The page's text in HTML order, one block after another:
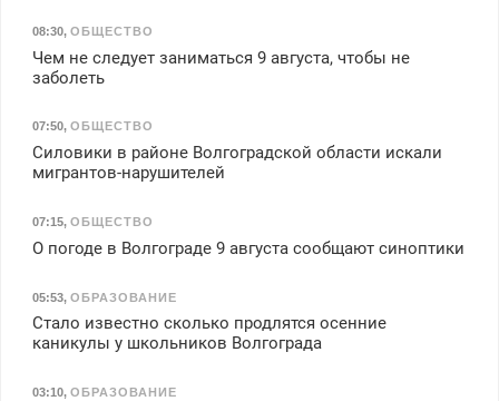
08:30, ОБЩЕСТВО
Чем не следует заниматься 9 августа, чтобы не
заболеть
07:50, ОБЩЕСТВО
Силовики в районе Волгоградской области искали
мигрантов-нарушителей
07:15, ОБЩЕСТВО
О погоде в Волгограде 9 августа сообщают синоптики
05:53, ОБРАЗОВАНИЕ
Стало известно сколько продлятся осенние
каникулы у школьников Волгограда
03:10, ОБРАЗОВАНИЕ